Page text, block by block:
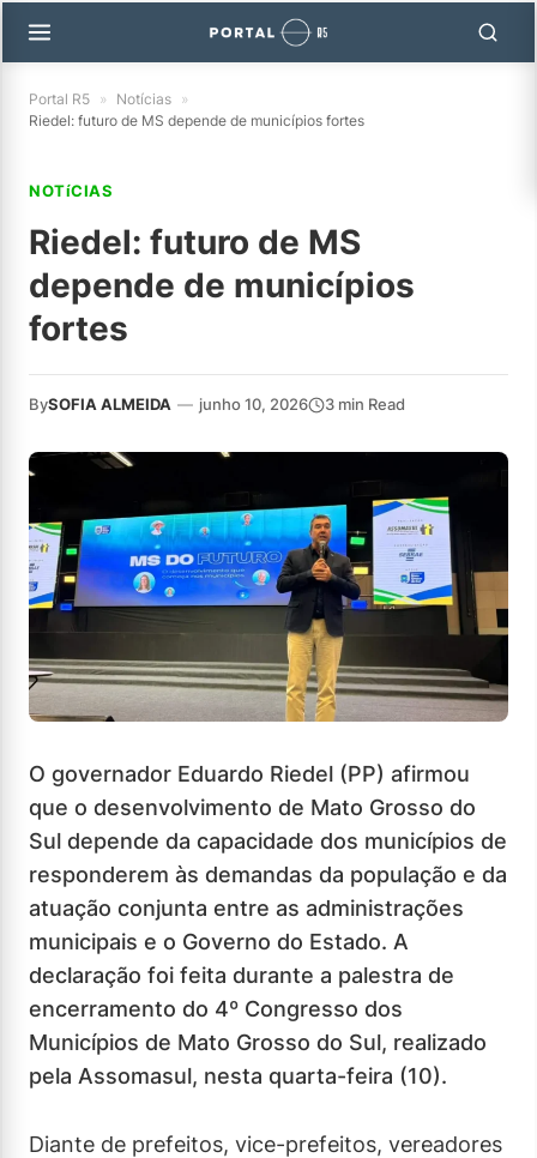
Portal R5 » Notícias »
Riedel: futuro de MS depende de municípios fortes
NOTíCIAS
Riedel: futuro de MS
depende de municípios
fortes
BySOFIA ALMEIDA — junho 10, 2026 3 min Read
O governador Eduardo Riedel (PP) afirmou
que o desenvolvimento de Mato Grosso do
Sul depende da capacidade dos municípios de
responderem às demandas da população e da
atuação conjunta entre as administrações
municipais e o Governo do Estado. A
declaração foi feita durante a palestra de
encerramento do 4º Congresso dos
Municípios de Mato Grosso do Sul, realizado
pela Assomasul, nesta quarta-feira (10).
Diante de prefeitos, vice-prefeitos, vereadores